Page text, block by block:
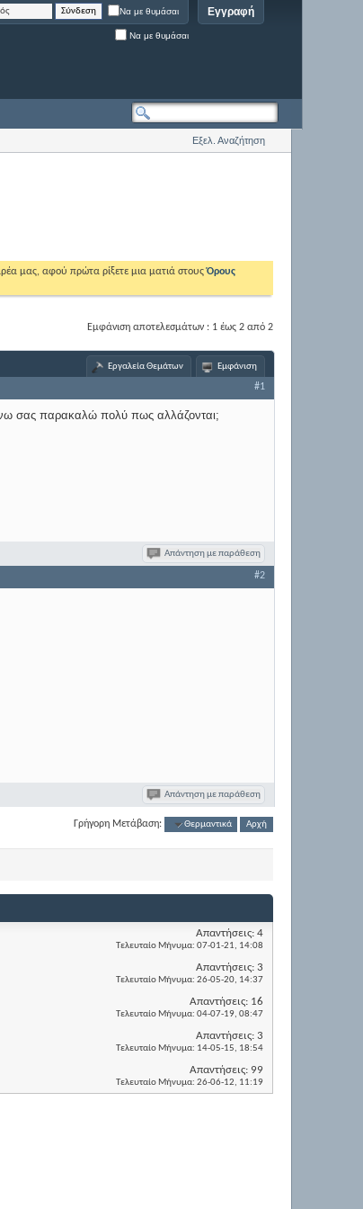
Εγγραφή
Να με θυμάσαι
Να με θυμάσαι
Εξελ. Αναζήτηση
μας, αφού πρώτα ρίξετε μια ματιά στουςΌρους
Εμφάνιση αποτελεσμάτων : 1 έως 2 από 2
Εργαλεία Θεμάτων Εμφάνιση
#1
σας παρακαλώ πολύ πως αλλάζονται;
Απάντηση με παράθεση
#2
Απάντηση με παράθεση
Γρήγορη Μετάβαση: Θερμαντικά Αρχή
Απαντήσεις:4
Τελευταίο Μήνυμα: 07-01-21, 14:08
Απαντήσεις:3
Τελευταίο Μήνυμα: 26-05-20, 14:37
Απαντήσεις:16
Τελευταίο Μήνυμα: 04-07-19, 08:47
Απαντήσεις:3
Τελευταίο Μήνυμα: 14-05-15, 18:54
Απαντήσεις:99
Τελευταίο Μήνυμα: 26-06-12, 11:19